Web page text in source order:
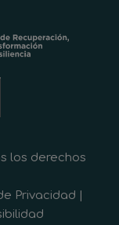
los derechos
Privacidad